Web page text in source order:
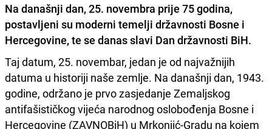
Na današnji dan, 25. novembra prije 75 godina,
postavljeni su moderni temelji državnosti Bosne i
Hercegovine, te se danas slavi Dan državnosti BiH.
Taj datum, 25. novembar, jedan je od najvažnijih
datuma u historiji naše zemlje. Na današnji dan, 1943.
godine, održano je prvo zasjedanje Zemaljskog
antifašističkog vijeća narodnog oslobođenja Bosne i
Hercegovine (ZAVNOBiH) u Mrkonjić-Gradu na kojem